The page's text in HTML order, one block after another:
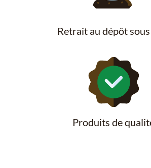
Retrait au dépôt
Produits de